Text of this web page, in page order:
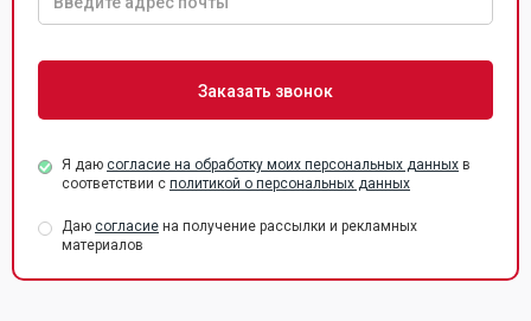
Я даю согласие на обработку моих персональных данных в
соответствии с политикой о персональных данных
Даю согласие на получение рассылки и рекламных
материалов